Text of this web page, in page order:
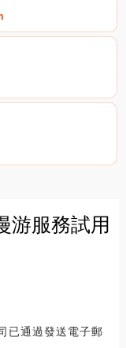
游服務試用
已通過發送電子郵